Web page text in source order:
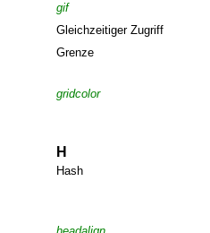
gif
Gleichzeitiger Zugriff
Grenze
gridcolor
H
Hash